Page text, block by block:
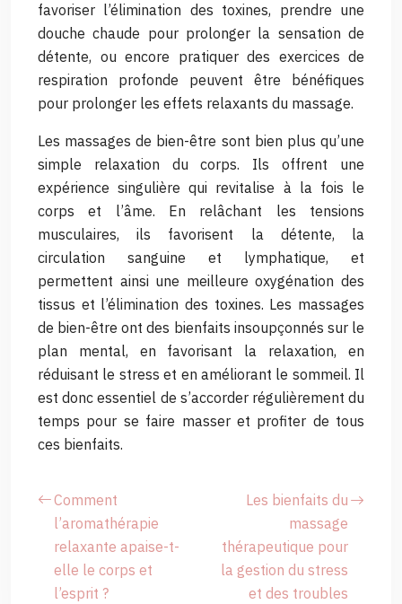
favoriser l’élimination des toxines, prendre une
douche chaude pour prolonger la sensation de
détente, ou encore pratiquer des exercices de
respiration profonde peuvent être bénéfiques
pour prolonger les effets relaxants du massage.
Les massages de bien-être sont bien plus qu’une
simple relaxation du corps. Ils offrent une
expérience singulière qui revitalise à la fois le
corps et l’âme. En relâchant les tensions
musculaires, ils favorisent la détente, la
circulation sanguine et lymphatique, et
permettent ainsi une meilleure oxygénation des
tissus et l’élimination des toxines. Les massages
de bien-être ont des bienfaits insoupçonnés sur le
plan mental, en favorisant la relaxation, en
réduisant le stress et en améliorant le sommeil. Il
est donc essentiel de s’accorder régulièrement du
temps pour se faire masser et profiter de tous
ces bienfaits.
Comment
l’aromathérapie
relaxante apaise-t-
elle le corps et
l’esprit ?
Les bienfaits du
massage
thérapeutique pour
la gestion du stress
et des troubles